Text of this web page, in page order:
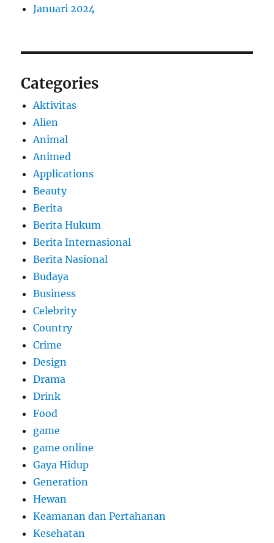
Januari 2024
Categories
Aktivitas
Alien
Animal
Animed
Applications
Beauty
Berita
Berita Hukum
Berita Internasional
Berita Nasional
Budaya
Business
Celebrity
Country
Crime
Design
Drama
Drink
Food
game
game online
Gaya Hidup
Generation
Hewan
Keamanan dan Pertahanan
Kesehatan